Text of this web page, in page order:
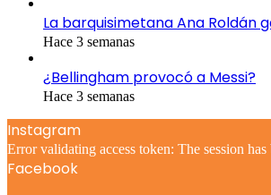
La barquisimetana Ana Roldán
Hace 3 semanas
¿Bellingham provocó a Messi?
Hace 3 semanas
Instagram
Error validating access token: The session
Facebook